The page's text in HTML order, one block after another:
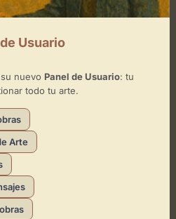
Shop
para interactuar
Mapa
Usuario
nuevo Panel de Usuario: tu
todo tu arte.
Arte